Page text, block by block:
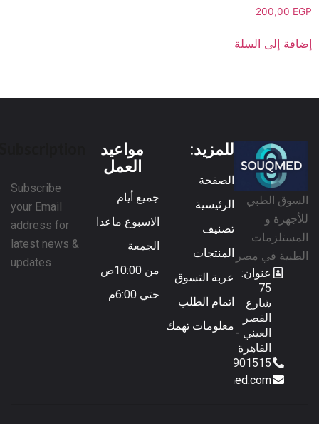
200,00EGP
إضافة إلى السلة
السوق الطبي
للأجهزة و
المستلزمات
الطبية في مصر
عنوان:
75
شارع
القصر
العيني -
القاهرة
01153901515
sales@souqmed.com
للمزيد:
الصفحة
الرئيسية
تصنيف
المنتجات
عربة التسوق
اتمام الطلب
معلومات تهمك
مواعيد
العمل
جميع أيام
الاسبوع ماعدا
الجمعة
من 10:00ص
حتي 6:00م
Subscribe
your Email
address for
latest news &
updates